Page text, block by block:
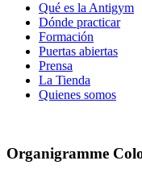
Qué es la Antigym
Dónde practicar
Formación
Puertas abiertas
Prensa
La Tienda
Quienes somos
Organigramme